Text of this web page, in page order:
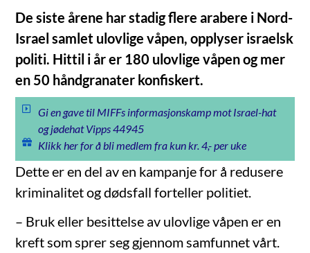
De siste årene har stadig flere arabere i Nord-
Israel samlet ulovlige våpen, opplyser israelsk
politi. Hittil i år er 180 ulovlige våpen og mer
en 50 håndgranater konfiskert.
Gi en gave til MIFFs informasjonskamp mot Israel-hat
og jødehat Vipps 44945
Klikk her for å bli medlem fra kun kr. 4,- per uke
Dette er en del av en kampanje for å redusere
kriminalitet og dødsfall forteller politiet.
– Bruk eller besittelse av ulovlige våpen er en
kreft som sprer seg gjennom samfunnet vårt.